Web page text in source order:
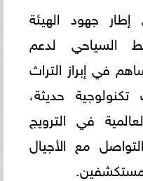
جهود الهيئة
السياحي لدعم
في إبراز التراث
حديثة،
في الترويج
مع الأجيال